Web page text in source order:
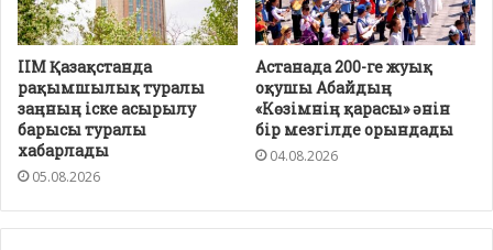
ІІМ Қазақстанда
рақымшылық туралы
заңның іске асырылу
барысы туралы
хабарлады
05.08.2026
Астанада 200-ге жуық
оқушы Абайдың
«Көзімнің қарасы» әнін
бір мезгілде орындады
04.08.2026